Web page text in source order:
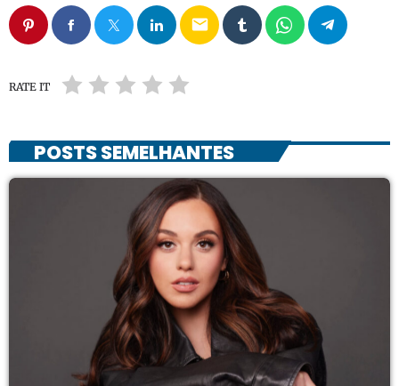
email
RATE IT
POSTS SEMELHANTES